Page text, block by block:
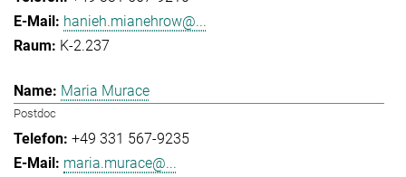
hanieh.mianehrow@...
K-2.237
Maria Murace
Postdoc
+49 331 567-9235
maria.murace@...